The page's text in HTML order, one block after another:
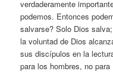
verdaderamente
podemos. Entonces
salvarse? Solo Dios
la voluntad de Dios
sus discípulos en la
para los hombres, no